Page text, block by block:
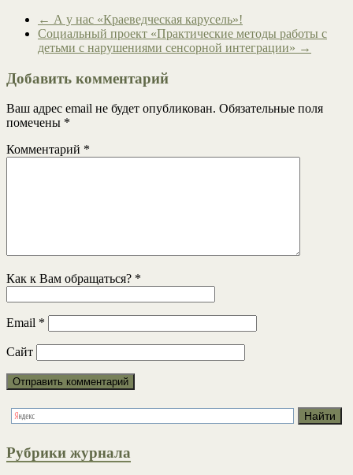
← А у нас «Краеведческая карусель»!
Социальный проект «Практические методы работы с
детьми с нарушениями сенсорной интеграции» →
Добавить комментарий
Ваш адрес email не будет опубликован. Обязательные поля
помечены *
Комментарий *
Как к Вам обращаться? *
Email *
Сайт
Рубрики журнала